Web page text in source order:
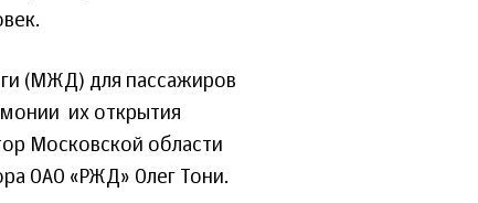
(МЖД) для пассажиров
их открытия
Московской области
ОАО «РЖД» Олег Тони.